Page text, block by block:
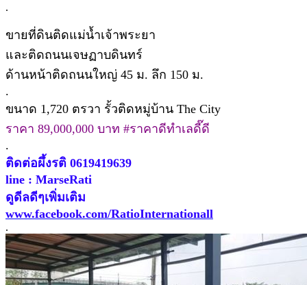
.
ขายที่ดินติดแม่น้ำเจ้าพระยา
และติดถนนเจษฏาบดินทร์
ด้านหน้าติดถนนใหญ่ 45 ม. ลึก 150 ม.
.
ขนาด 1,720 ตรวา รั้วติดหมู่บ้าน The City
ราคา 89,000,000 บาท #ราคาดีทำเลดี๊ดี
.
ติดต่อผึ้งรติ 0619419639
line : MarseRati
ดูดีลดีๆเพิ่มเติม
www.facebook.com/RatioInternationall
.